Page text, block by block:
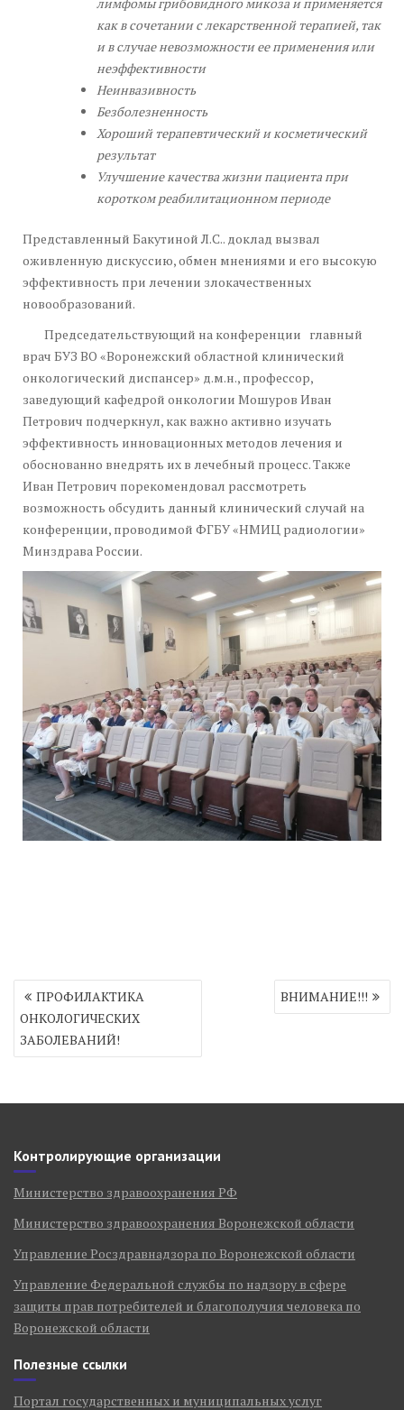
как в сочетании с лекарственной терапией, так
и в случае невозможности ее применения или
неэффективности
Неинвазивность
Безболезненность
Хороший терапевтический и косметический
результат
Улучшение качества жизни пациента при
коротком реабилитационном периоде
Представленный Бакутиной Л.С.. доклад вызвал
оживленную дискуссию, обмен мнениями и его высокую
эффективность при лечении злокачественных
новообразований.
Председательствующий на конференции главный
врач БУЗ ВО «Воронежский областной клинический
онкологический диспансер» д.м.н., профессор,
заведующий кафедрой онкологии Мошуров Иван
Петрович подчеркнул, как важно активно изучать
эффективность инновационных методов лечения и
обоснованно внедрять их в лечебный процесс. Также
Иван Петрович порекомендовал рассмотреть
возможность обсудить данный клинический случай на
конференции, проводимой ФГБУ «НМИЦ радиологии»
Минздрава России.
Навигация
по
записям
ПРОФИЛАКТИКА
ОНКОЛОГИЧЕСКИХ
ЗАБОЛЕВАНИЙ!
ВНИМАНИЕ!!!
Контролирующие организации
Министерство здравоохранения РФ
Министерство здравоохранения Воронежской области
Управление Росздравнадзора по Воронежской области
Управление Федеральной службы по надзору в сфере
защиты прав потребителей и благополучия человека по
Воронежской области
Полезные ссылки
Портал государственных и муниципальных услуг